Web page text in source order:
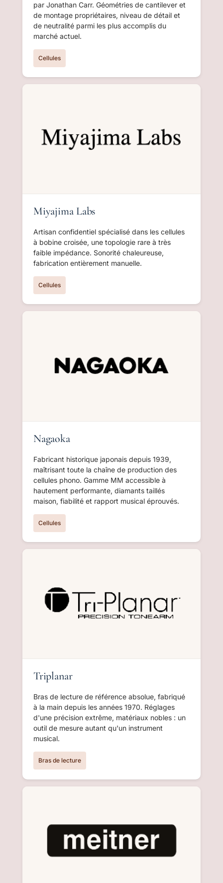
par Jonathan Carr. Géométries de cantilever et
de montage propriétaires, niveau de détail et
de neutralité parmi les plus accomplis du
marché actuel.
Cellules
Miyajima Labs
Artisan confidentiel spécialisé dans les cellules
à bobine croisée, une topologie rare à très
faible impédance. Sonorité chaleureuse,
fabrication entièrement manuelle.
Cellules
Nagaoka
Fabricant historique japonais depuis 1939,
maîtrisant toute la chaîne de production des
cellules phono. Gamme MM accessible à
hautement performante, diamants taillés
maison, fiabilité et rapport musical éprouvés.
Cellules
Triplanar
Bras de lecture de référence absolue, fabriqué
à la main depuis les années 1970. Réglages
d'une précision extrême, matériaux nobles : un
outil de mesure autant qu'un instrument
musical.
Bras de lecture